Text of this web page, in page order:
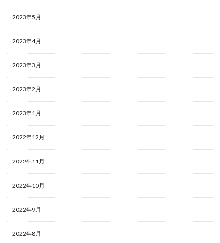
2023年5月
2023年4月
2023年3月
2023年2月
2023年1月
2022年12月
2022年11月
2022年10月
2022年9月
2022年8月